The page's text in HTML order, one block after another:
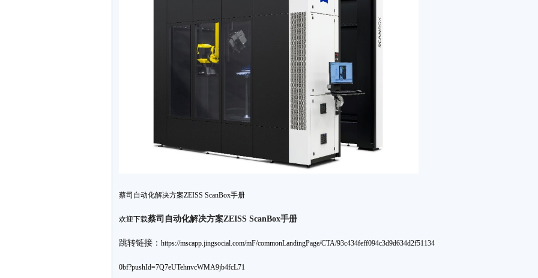
蔡司自动化解决方案ZEISS ScanBox手册
欢迎下载蔡司自动化解决方案ZEISS ScanBox手册
跳转链接： https://mscapp.jingsocial.com/mF/commonLandingPage/CTA/93c434feff094c3d9d634d2f51134
0bf?pushId=7Q7eUTehnvcWMA9jb4fcL71